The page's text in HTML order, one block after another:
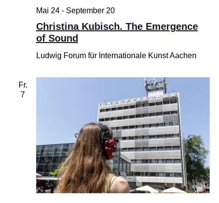
Christina Kubisch. The Emergence
of Sound
Mai 24- September 20
Ludwig Forum für Internationale Kunst Aachen
Fr.
7